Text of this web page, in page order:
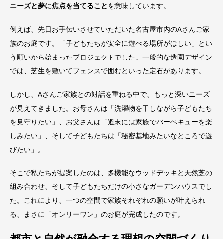
ニーズと夢に焦点を当てることを意味しています。
例えば、先日お手伝いさせていただいた名古屋市内のAさんご家
族のお庭です。「子どもたちが安全に遊べる場所がほしい」とい
う願いから始まったプロジェクトでした。一般的な造園デザイン
では、芝生を敷いてフェンスで囲むといった定石があります。
しかし、Aさんご家族との対話を重ねる中で、もっと深いニーズ
が見えてきました。お母さんは「洗濯物を干しながら子どもたち
を見守りたい」、お父さんは「週末には家族でバーベキューを楽
しみたい」、そして子どもたちは「秘密基地みたいなところで遊
びたい」。
そこで私たちが提案したのは、多機能なウッドデッキと天然芝の
組み合わせ、そして子どもたちだけの小さなガーデンハウスでし
た。これにより、一つの空間で家族それぞれの願いが叶えられ
る、まさに「オンリーワン」のお庭が完成したのです。